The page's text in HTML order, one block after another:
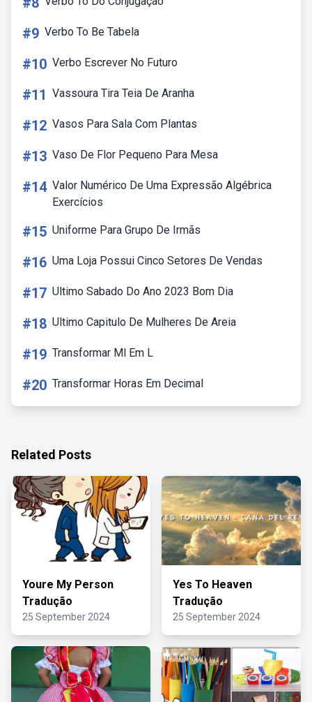
#9 Verbo To Be Tabela
#10 Verbo Escrever No Futuro
#11 Vassoura Tira Teia De Aranha
#12 Vasos Para Sala Com Plantas
#13 Vaso De Flor Pequeno Para Mesa
#14 Valor Numérico De Uma Expressão Algébrica
Exercícios
#15 Uniforme Para Grupo De Irmãs
#16 Uma Loja Possui Cinco Setores De Vendas
#17 Ultimo Sabado Do Ano 2023 Bom Dia
#18 Ultimo Capitulo De Mulheres De Areia
#19 Transformar Ml Em L
#20 Transformar Horas Em Decimal
Related Posts
Youre My Person
Tradução
25 September 2024
Yes To Heaven
Tradução
25 September 2024